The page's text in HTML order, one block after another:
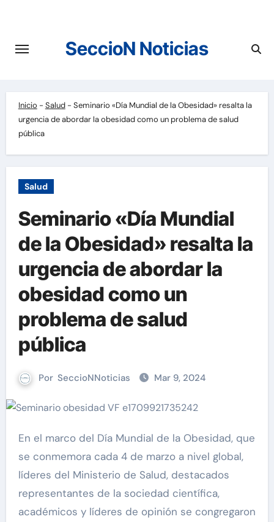
contenido
SeccioN Noticias
Inicio - Salud- Seminario «Día Mundial de la Obesidad» resalta la
urgencia de abordar la obesidad como un problema de salud
pública
Salud
Seminario «Día Mundial
de la Obesidad» resalta la
urgencia de abordar la
obesidad como un
problema de salud
pública
Por SeccioNNoticias Mar 9, 2024
En el marco del Día Mundial de la Obesidad, que
se conmemora cada 4 de marzo a nivel global,
líderes del Ministerio de Salud, destacados
representantes de la sociedad científica,
académicos y líderes de opinión se congregaron